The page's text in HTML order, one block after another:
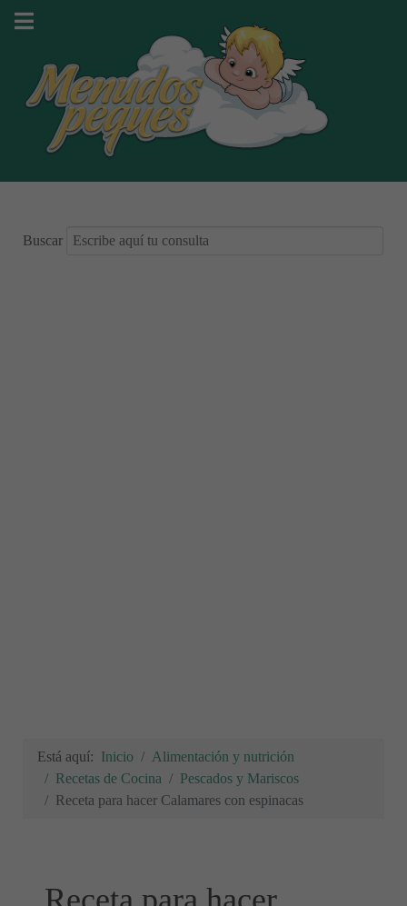
Buscar
Está aquí: Inicio
Alimentación y nutrición
Recetas de Cocina
Pescados y Mariscos
Receta para hacer Calamares con espinacas